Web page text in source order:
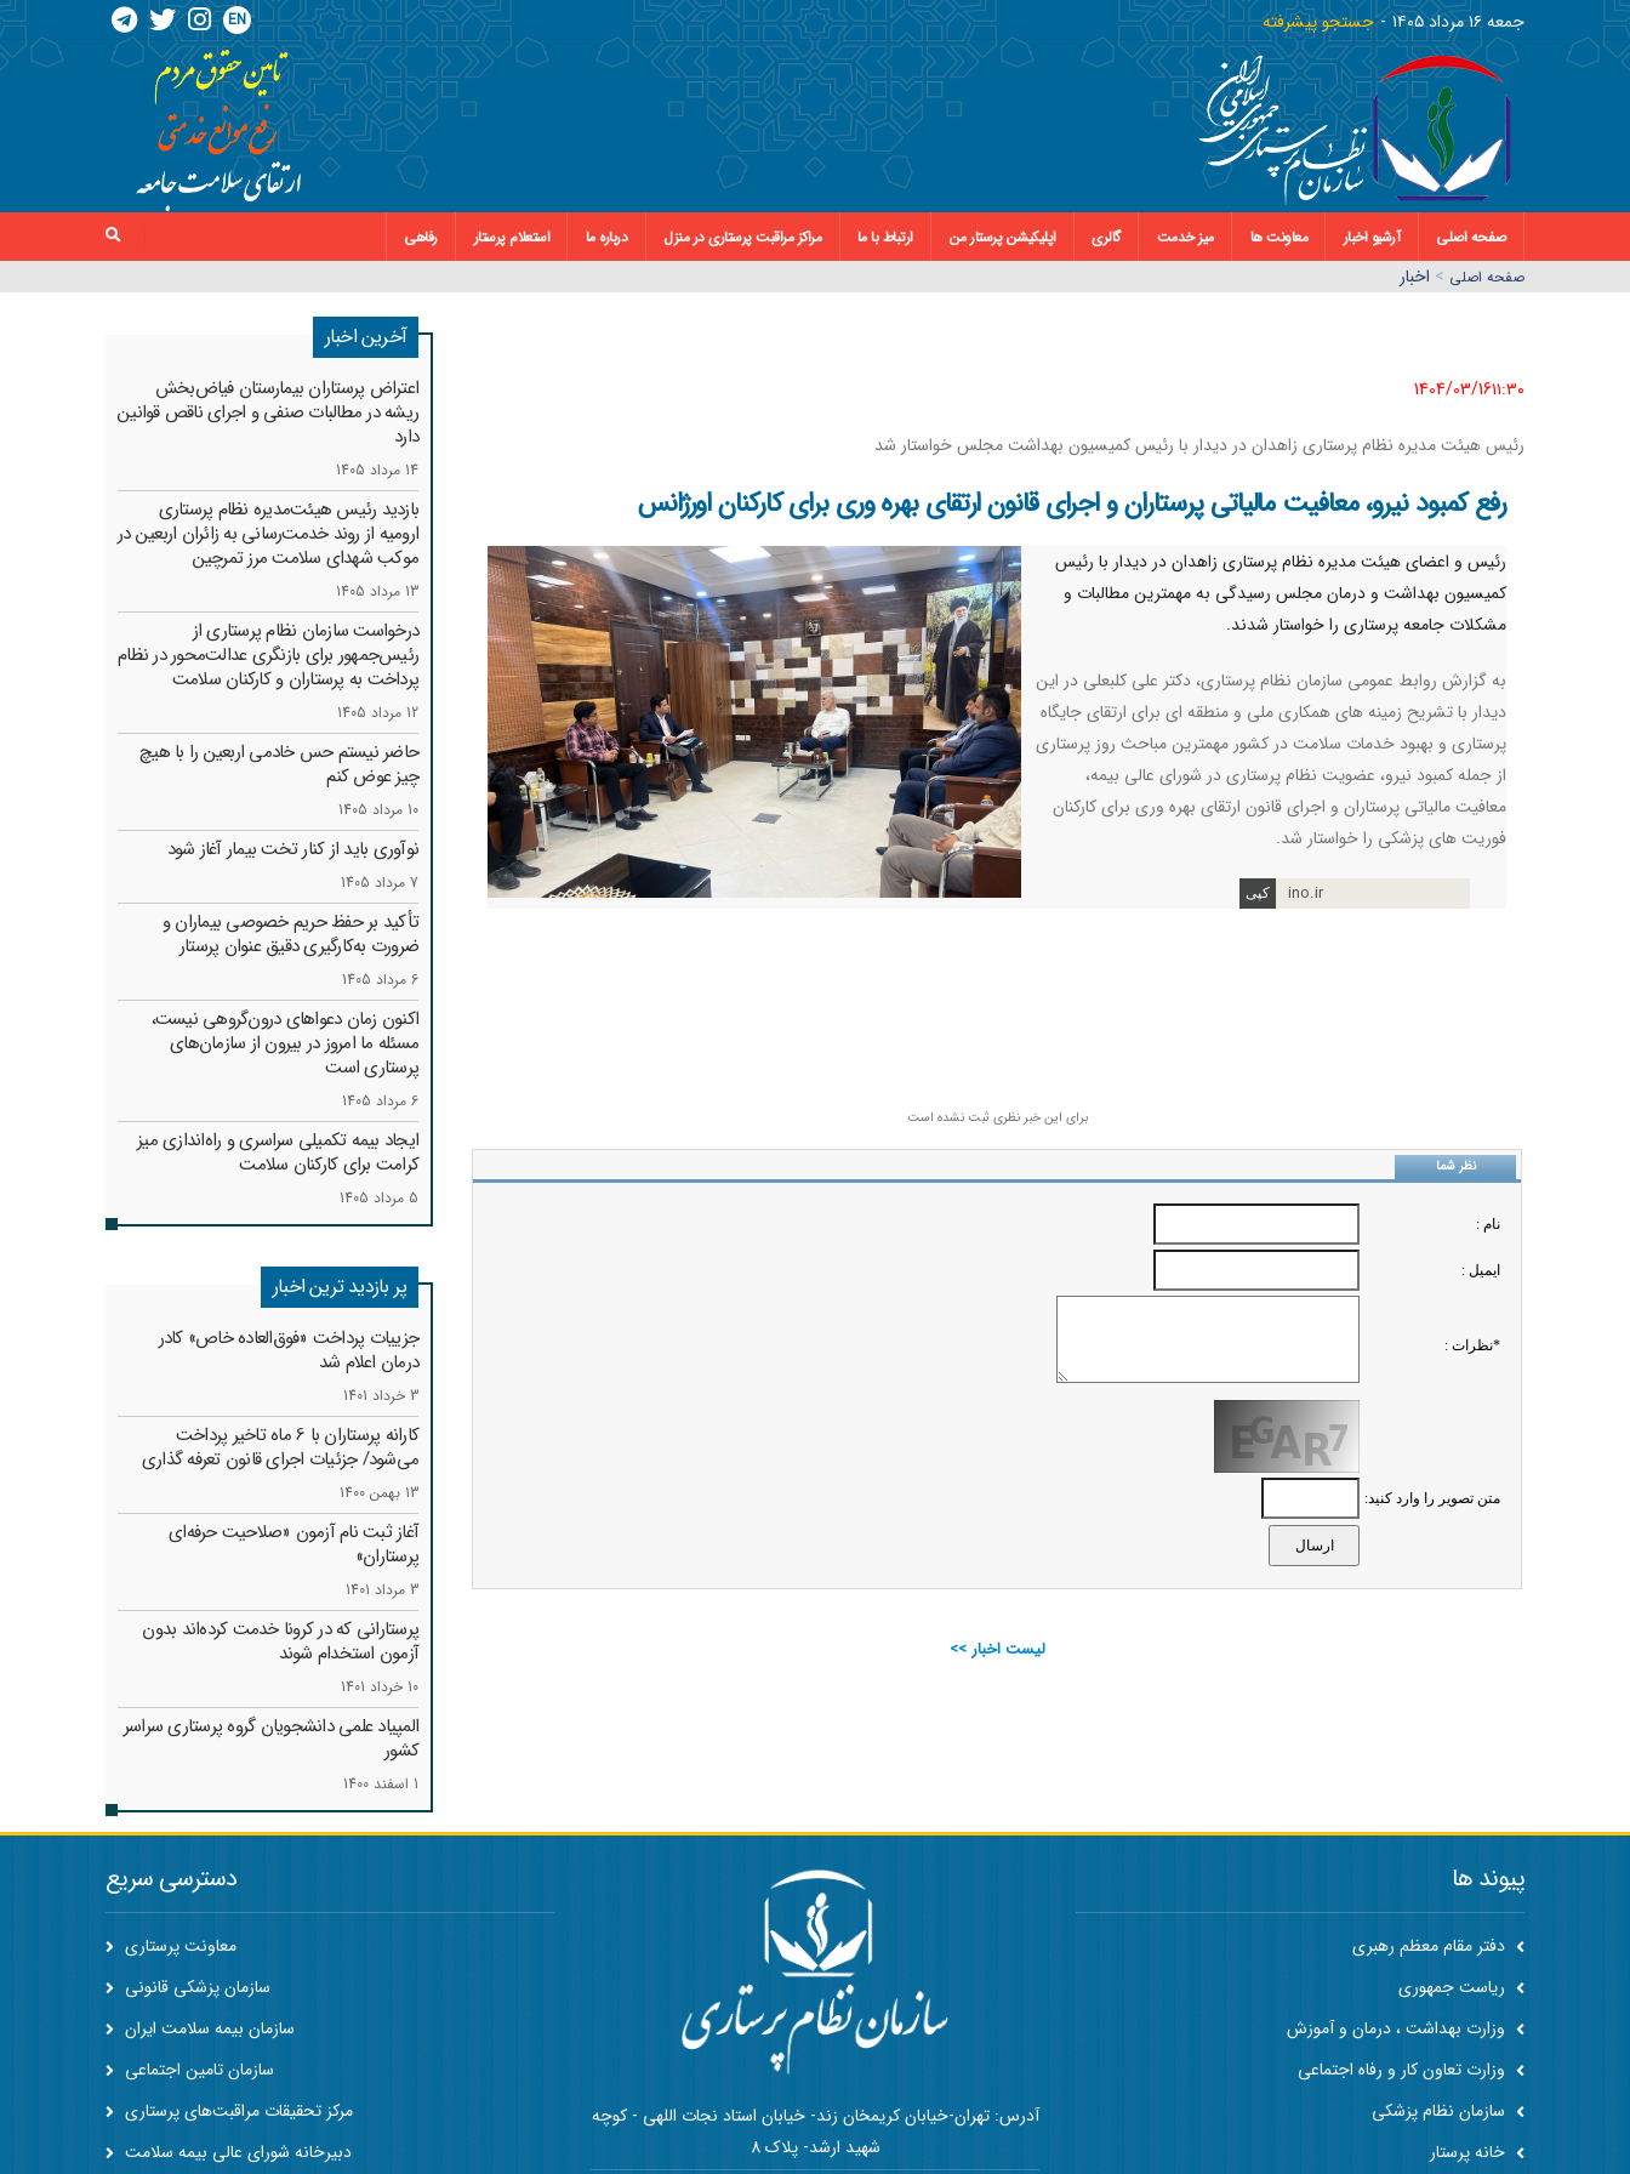
جمعه ١٦ مرداد ١٤٠٥ جستجو پیشرفته EN
صفحه اصلی آرشیو اخبار معاونت ها میز خدمت گالری اپلیکیشن پرستار من ارتباط با ما مراکز مراقبت پرستاری در منزل درباره ما استعلام پرستار
رفاهی
صفحه اصلي > اخبار
1404/03/16١١:٣٠
رئیس هیئت مدیره نظام پرستاری زاهدان در دیدار با رئیس کمیسیون بهداشت مجلس خواستار شد
رفع کمبود نیرو، معافیت مالیاتی پرستاران و اجرای قانون ارتقای بهره وری برای کارکنان اورژانس
رئیس و اعضای هیئت مدیره نظام پرستاری زاهدان در دیدار با رئیس
کمیسیون بهداشت و درمان مجلس رسیدگی به مهمترین مطالبات و
مشکلات جامعه پرستاری را خواستار شدند.
به گزارش روابط عمومی سازمان نظام پرستاری، دکتر علی کلبعلی در این
دیدار با تشریح زمینه های همکاری ملی و منطقه ای برای ارتقای جایگاه
پرستاری و بهبود خدمات سلامت در کشور مهمترین مباحث روز پرستاری
از جمله کمبود نیرو، عضویت نظام پرستاری در شورای عالی بیمه،
معافیت مالیاتی پرستاران و اجرای قانون ارتقای بهره وری برای کارکنان
فوریت های پزشکی را خواستار شد.
ino.ir
برای این خبر نظری ثبت نشده است
نظر شما
نام :
ايميل :
*نظرات :
متن تصویر را وارد کنید:
لیست اخبار >>
آخرین اخبار
اعتراض پرستاران بیمارستان فیاض‌بخش
ریشه در مطالبات صنفی و اجرای ناقص قوانین
دارد
14 مرداد 1405
بازدید رئیس هیئت‌مدیره نظام پرستاری
ارومیه از روند خدمت‌رسانی به زائران اربعین در
موکب شهدای سلامت مرز تمرچین
13 مرداد 1405
درخواست سازمان نظام پرستاری از
رئیس‌جمهور برای بازنگری عدالت‌محور در نظام
پرداخت به پرستاران و کارکنان سلامت
12 مرداد 1405
حاضر نیستم حس خادمی اربعین را با هیچ
چیز عوض کنم
10 مرداد 1405
نوآوری باید از کنار تخت بیمار آغاز شود
7 مرداد 1405
تأکید بر حفظ حریم خصوصی بیماران و
ضرورت به‌کارگیری دقیق عنوان پرستار
6 مرداد 1405
اکنون زمان دعواهای درون‌گروهی نیست،
مسئله ما امروز در بیرون از سازمان‌های
پرستاری است
6 مرداد 1405
ایجاد بیمه تکمیلی سراسری و راه‌اندازی میز
کرامت برای کارکنان سلامت
5 مرداد 1405
پر بازدید ترین اخبار
جزییات پرداخت «فوق‌العاده خاص» کادر
درمان اعلام شد
3 خرداد 1401
کارانه‌ پرستاران با 6 ماه تاخیر پرداخت
می‌شود/ جزئیات اجرای قانون تعرفه گذاری
13 بهمن 1400
آغاز ثبت نام آزمون «صلاحیت حرفه‌ای
پرستاران»
3 مرداد 1401
پرستارانی که در کرونا خدمت کرد‌ه‌اند بدون
آزمون استخدام شوند
10 خرداد 1401
المپیاد علمی دانشجویان گروه پرستاری سراسر
کشور
1 اسفند 1400
پیوند ها
دفتر مقام معظم رهبری
ریاست جمهوری
وزارت بهداشت ، درمان و آموزش
وزارت تعاون کار و رفاه اجتماعی
سازمان نظام پزشکی
خانه پرستار
آدرس: تهران-خیابان کریمخان زند- خیابان استاد نجات اللهی - کوچه
شهید ارشد- پلاک 8
دسترسی سریع
معاونت پرستاری
سازمان پزشکی قانونی
سازمان بیمه سلامت ایران
سازمان تامین اجتماعی
مرکز تحقیقات مراقبت‌های پرستاری
دبیرخانه شورای عالی بیمه سلامت